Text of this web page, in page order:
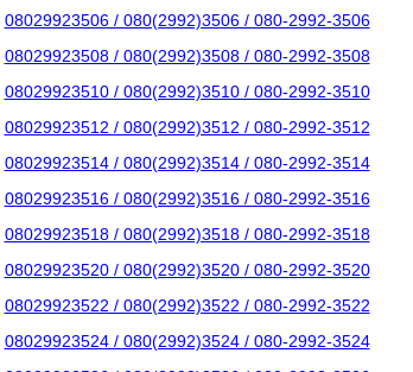
08029923506 / 080(2992)3506 / 080-2992-3506
08029923508 / 080(2992)3508 / 080-2992-3508
08029923510 / 080(2992)3510 / 080-2992-3510
08029923512 / 080(2992)3512 / 080-2992-3512
08029923514 / 080(2992)3514 / 080-2992-3514
08029923516 / 080(2992)3516 / 080-2992-3516
08029923518 / 080(2992)3518 / 080-2992-3518
08029923520 / 080(2992)3520 / 080-2992-3520
08029923522 / 080(2992)3522 / 080-2992-3522
08029923524 / 080(2992)3524 / 080-2992-3524